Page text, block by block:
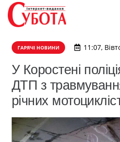
ГАРЯЧІ НОВИНИ 11:07,
У Коростені
ДТП з
річних